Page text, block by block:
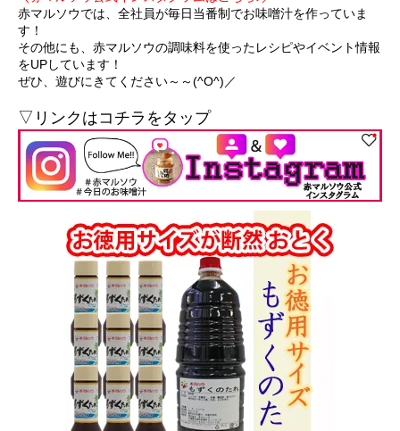
赤マルソウでは、全社員が毎日当番制でお味噌汁を作っていま
す！
その他にも、赤マルソウの調味料を使ったレシピやイベント情報
をUPしています！
ぜひ、遊びにきてください～～(^O^)／
▽リンクはコチラをタップ